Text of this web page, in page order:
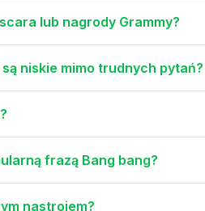
lub nagrody Grammy?
niskie mimo trudnych pytań?
frazą Bang bang?
nastrojem?